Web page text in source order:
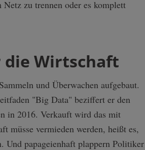
Netz zu trennen oder es komplett
die Wirtschaft
und Überwachen aufgebaut.
"Big Data" beziffert er den
in 2016. Verkauft wird das mit
müsse vermieden werden, heißt es,
Und papageienhaft plappern Politiker